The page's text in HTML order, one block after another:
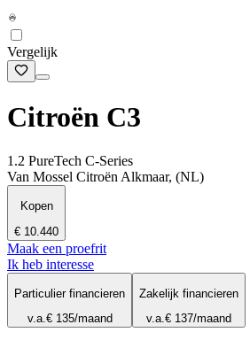
Vergelijk
Citroën C3
1.2 PureTech C-Series
Van Mossel Citroën Alkmaar, (NL)
Kopen
€ 10.440
Maak een proefrit
Ik heb interesse
Particulier financieren
v.a.€ 135/maand
Zakelijk financieren
v.a.€ 137/maand